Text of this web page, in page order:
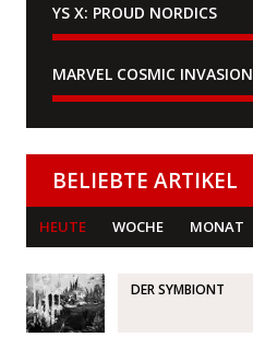
YS X: PROUD NORDICS
MARVEL COSMIC INVASION
BELIEBTE ARTIKEL
HEUTE WOCHE MONAT
DER SYMBIONT